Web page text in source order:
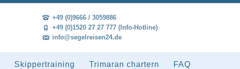
+49 (0)9666 / 3059886
+49 (0)1520 27 27 777 (Info-Hotline)
info@segelreisen24.de
Skippertraining Trimaran chartern FAQ